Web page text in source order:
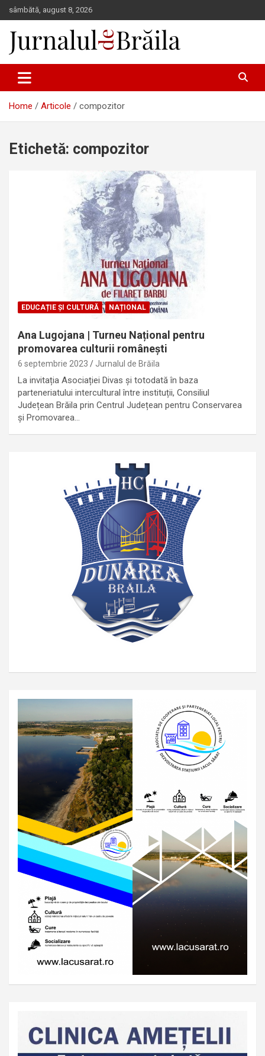
Skip
to
content
sâmbătă, august 8, 2026
Jurnalul de Brăila
Home Articole compozitor
Etichetă: compozitor
EDUCAȚIE ȘI CULTURĂ NAȚIONAL
Ana Lugojana | Turneu Național pentru
promovarea culturii românești
6 septembrie 2023 Jurnalul de Brăila
La invitația Asociației Divas și totodată în baza
parteneriatului intercultural între instituții, Consiliul
Județean Brăila prin Centrul Județean pentru Conservarea
și Promovarea…